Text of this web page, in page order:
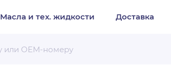
Масла и тех. жидкости Доставка